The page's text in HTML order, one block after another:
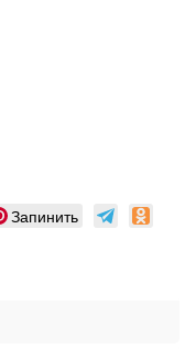
Запинить